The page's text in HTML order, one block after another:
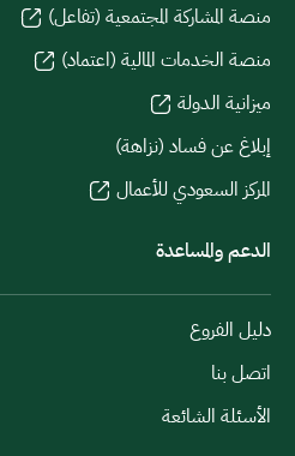
منصة المشاركة المجتمعية (تفاعل)
منصة الخدمات المالية (اعتماد)
ميزانية الدولة
إبلاغ عن فساد (نزاهة)
المركز السعودي للأعمال
الدعم والمساعدة
دليل الفروع
اتصل بنا
الأسئلة الشائعة